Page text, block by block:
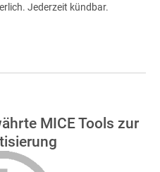
Jederzeit kündbar.
MICE Tools zur